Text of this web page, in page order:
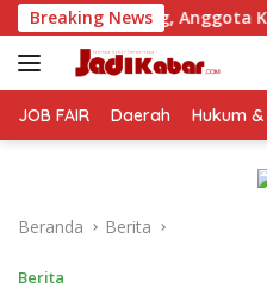
Langsung
ke
konten
Breaking News
Komite SMAN 1
JOB FAIR Daerah Hukum
Beranda Berita
Berita